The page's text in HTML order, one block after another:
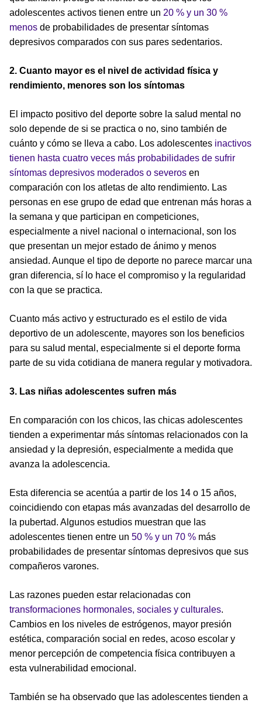
adolescentes activos tienen entre un 20 % y un 30 %
menos de probabilidades de presentar síntomas
depresivos comparados con sus pares sedentarios.
2. Cuanto mayor es el nivel de actividad física y
rendimiento, menores son los síntomas
El impacto positivo del deporte sobre la salud mental no
solo depende de si se practica o no, sino también de
cuánto y cómo se lleva a cabo. Los adolescentes inactivos
tienen hasta cuatro veces más probabilidades de sufrir
síntomas depresivos moderados o severos en
comparación con los atletas de alto rendimiento. Las
personas en ese grupo de edad que entrenan más horas a
la semana y que participan en competiciones,
especialmente a nivel nacional o internacional, son los
que presentan un mejor estado de ánimo y menos
ansiedad. Aunque el tipo de deporte no parece marcar una
gran diferencia, sí lo hace el compromiso y la regularidad
con la que se practica.
Cuanto más activo y estructurado es el estilo de vida
deportivo de un adolescente, mayores son los beneficios
para su salud mental, especialmente si el deporte forma
parte de su vida cotidiana de manera regular y motivadora.
3. Las niñas adolescentes sufren más
En comparación con los chicos, las chicas adolescentes
tienden a experimentar más síntomas relacionados con la
ansiedad y la depresión, especialmente a medida que
avanza la adolescencia.
Esta diferencia se acentúa a partir de los 14 o 15 años,
coincidiendo con etapas más avanzadas del desarrollo de
la pubertad. Algunos estudios muestran que las
adolescentes tienen entre un 50 % y un 70 % más
probabilidades de presentar síntomas depresivos que sus
compañeros varones.
Las razones pueden estar relacionadas con
transformaciones hormonales, sociales y culturales.
Cambios en los niveles de estrógenos, mayor presión
estética, comparación social en redes, acoso escolar y
menor percepción de competencia física contribuyen a
esta vulnerabilidad emocional.
También se ha observado que las adolescentes tienden a